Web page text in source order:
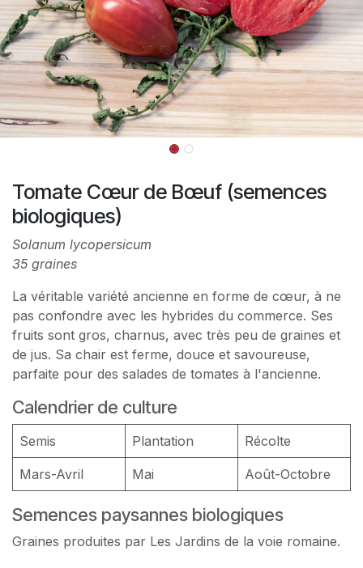
Tomate Cœur de Bœuf (semences
biologiques)
Solanum lycopersicum
35 graines
La véritable variété ancienne en forme de cœur, à ne
pas confondre avec les hybrides du commerce. Ses
fruits sont gros, charnus, avec très peu de graines et
de jus. Sa chair est ferme, douce et savoureuse,
parfaite pour des salades de tomates à l'ancienne.
Calendrier de culture
Semis Plantation Récolte
Mars-Avril Mai Août-Octobre
Semences paysannes biologiques
Graines produites par Les Jardins de la voie romaine.